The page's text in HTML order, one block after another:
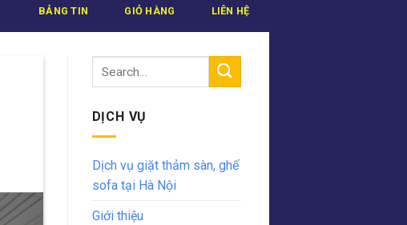
BẢNG TIN GIỎ HÀNG LIÊN HỆ
DỊCH VỤ
Dịch vụ giặt thảm sàn, ghế
sofa tại Hà Nội
Giới thiệu